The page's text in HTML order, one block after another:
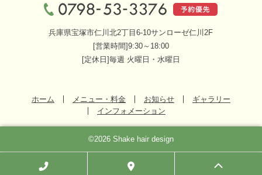
兵庫県宝塚市仁川北2丁目6-10サンローゼ仁川2F
[営業時間]9:30～18:00
[定休日]毎週 火曜日・水曜日
ホーム メニュー・料金 お知らせ
ギャラリー
インフォメーション
©2026 Shake hair design